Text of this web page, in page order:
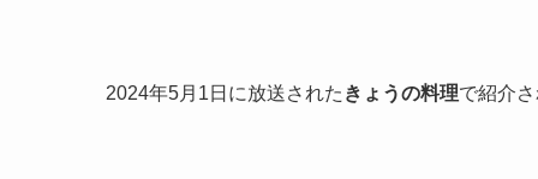
2024年5月1日に放送された きょうの料理で紹介